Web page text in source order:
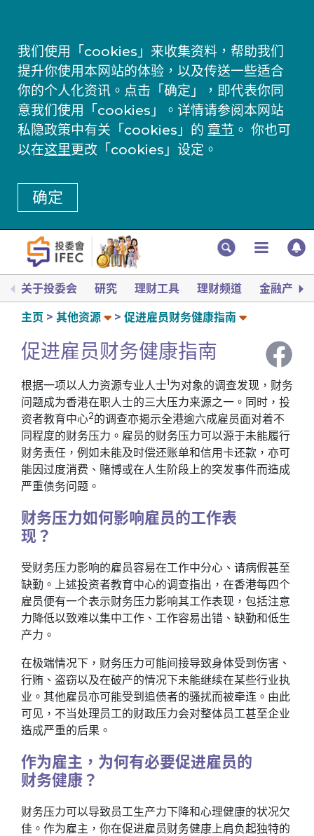
我们使用「cookies」来收集资料，帮助我们
提升你使用本网站的体验，以及传送一些适合
你的个人化资讯。点击「确定」，即代表你同
意我们使用「cookies」。详情请参阅本网站
私隐政策中有关「cookies」的 章节 。 你也可
以在这里更改「cookies」设定。
确定
关于投委会 研究 理财工具 理财频道 金融产品
主页 其他资源 促进雇员财务健康指南
促进雇员财务健康指南
根据一项以人力资源专业人士1为对象的调查发现，财务
问题成为香港在职人士的三大压力来源之一。同时，投
资者教育中心2的调查亦揭示全港逾六成雇员面对着不
同程度的财务压力。雇员的财务压力可以源于未能履行
财务责任，例如未能及时偿还账单和信用卡还款，亦可
能因过度消费、赌博或在人生阶段上的突发事件而造成
严重债务问题。
财务压力如何影响雇员的工作表
现？
受财务压力影响的雇员容易在工作中分心、请病假甚至
缺勤。上述投资者教育中心的调查指出，在香港每四个
雇员便有一个表示财务压力影响其工作表现，包括注意
力降低以致难以集中工作、工作容易出错、缺勤和低生
产力。
在极端情况下，财务压力可能间接导致身体受到伤害、
行贿、盗窃以及在破产的情况下未能继续在某些行业执
业。其他雇员亦可能受到追债者的骚扰而被牵连。由此
可见，不当处理员工的财政压力会对整体员工甚至企业
造成严重的后果。
作为雇主，为何有必要促进雇员的
财务健康？
财务压力可以导致员工生产力下降和心理健康的状况欠
佳。作为雇主，你在促进雇员财务健康上肩负起独特的